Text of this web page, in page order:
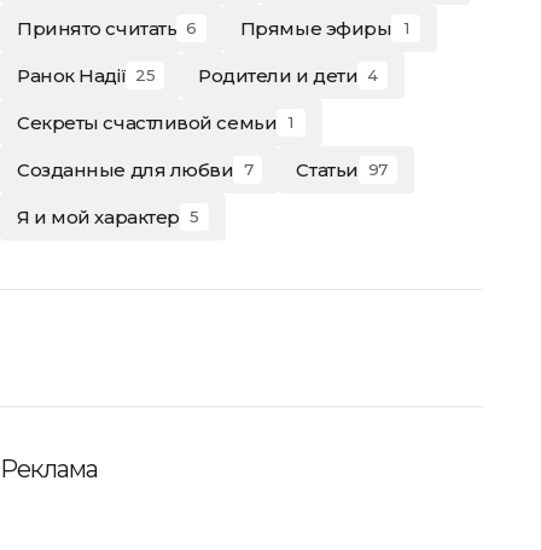
Принято считать 6 Прямые эфиры 1
Ранок Надії 25 Родители и дети 4
Секреты счастливой семьи 1
Созданные для любви 7 Статьи 97
Я и мой характер 5
Реклама